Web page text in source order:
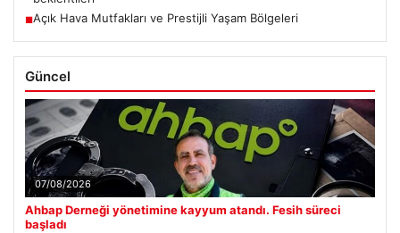
■Açık Hava Mutfakları ve Prestijli Yaşam Bölgeleri
Güncel
07/08/2026
Ahbap Derneği yönetimine kayyum atandı. Fesih süreci
başladı